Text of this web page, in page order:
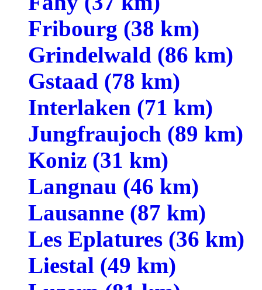
Fribourg (38 km)
Grindelwald (86 km)
Gstaad (78 km)
Interlaken (71 km)
Jungfraujoch (89 km)
Koniz (31 km)
Langnau (46 km)
Lausanne (87 km)
Les Eplatures (36 km)
Liestal (49 km)